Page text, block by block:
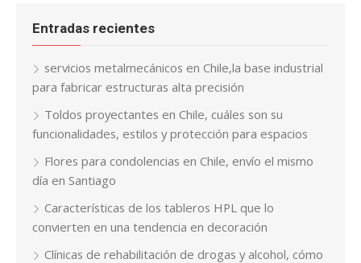
Entradas recientes
servicios metalmecánicos en Chile,la base industrial
para fabricar estructuras alta precisión
Toldos proyectantes en Chile, cuáles son su
funcionalidades, estilos y protección para espacios
Flores para condolencias en Chile, envío el mismo
día en Santiago
Características de los tableros HPL que lo
convierten en una tendencia en decoración
Clínicas de rehabilitación de drogas y alcohol, cómo